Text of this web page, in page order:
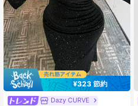
¥323 節約
Dazy CURVE